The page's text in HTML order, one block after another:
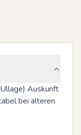
Auskunft
bei älteren